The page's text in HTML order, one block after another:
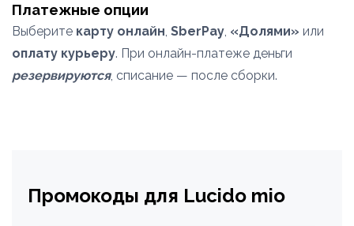
Платежные опции
Выберите карту онлайн, SberPay, «Долями» или
оплату курьеру. При онлайн-платеже деньги
резервируются, списание — после сборки.
Промокоды для Lucido mio